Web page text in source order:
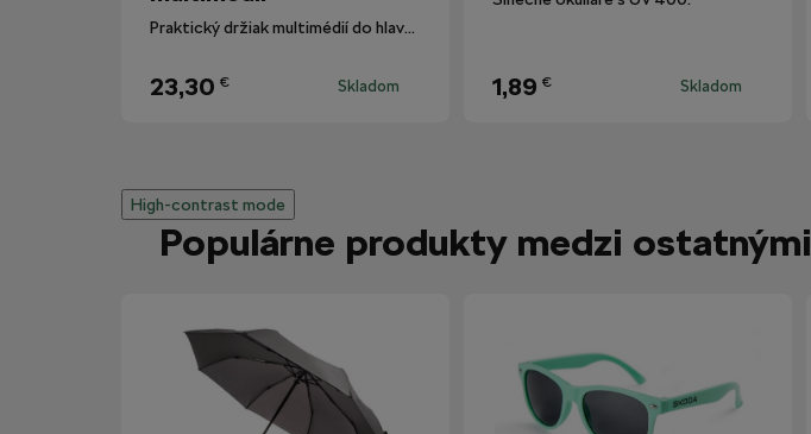
Praktický držiak multimédií do hlavovej opierky.
23,30 € Skladom 1,89 € Skladom
High-contrast mode
Populárne produkty medzi ostatnými